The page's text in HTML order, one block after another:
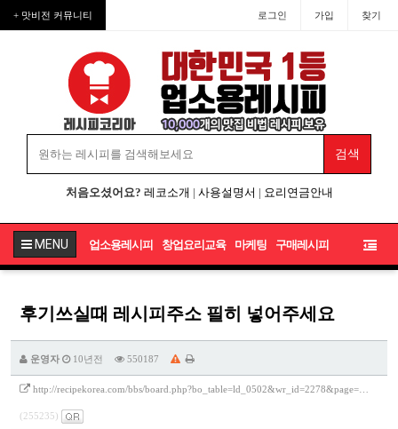
+ 맛비전 커뮤니티 로그인 가입 찾기
처음오셨어요? 레코소개 | 사용설명서 | 요리연금안내
MENU 업소용레시피 창업요리교육 마케팅 구매레시피
후기쓰실때 레시피주소 필히 넣어주세요
운영자 10년전 550187
http://recipekorea.com/bbs/board.php?bo_table=ld_0502&wr_id=2278&page=…
(255235)